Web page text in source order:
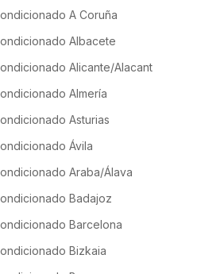
A Coruña
Albacete
Alicante/Alacant
Almería
Asturias
Ávila
Araba/Álava
Badajoz
Barcelona
Bizkaia